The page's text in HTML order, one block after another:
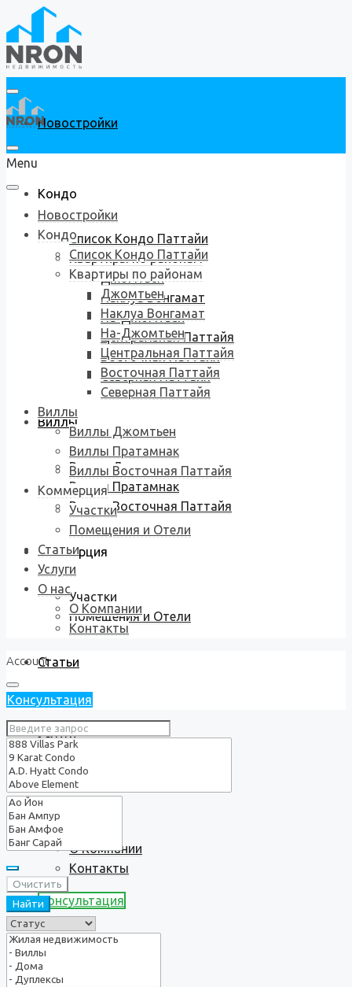
Новостройки
Кондо
Список Кондо Паттайи
Квартиры по районам
Джомтьен
Наклуа Вонгамат
На-Джомтьен
Центральная Паттайя
Восточная Паттайя
Северная Паттайя
Виллы
Виллы Джомтьен
Виллы Пратамнак
Виллы Восточная Паттайя
Коммерция
Участки
Помещения и Отели
Статьи
Услуги
О нас
О Компании
Контакты
Консультация
Menu
Новостройки
Кондо
Список Кондо Паттайи
Квартиры по районам
Джомтьен
Наклуа Вонгамат
На-Джомтьен
Центральная Паттайя
Восточная Паттайя
Северная Паттайя
Виллы
Виллы Джомтьен
Виллы Пратамнак
Виллы Восточная Паттайя
Коммерция
Участки
Помещения и Отели
Статьи
Услуги
О нас
О Компании
Контакты
Account
Консультация
Очистить
Найти